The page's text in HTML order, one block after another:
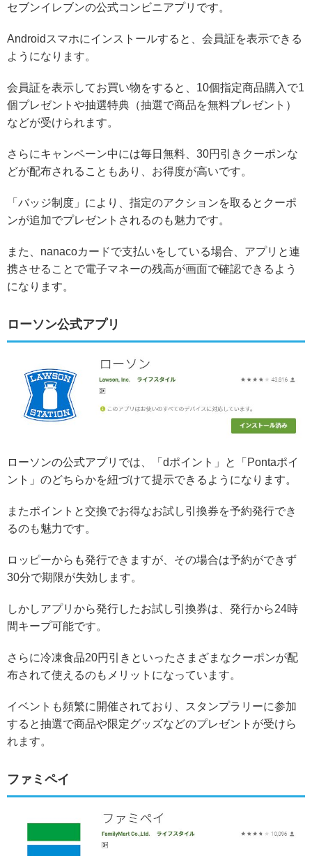
セブンイレブンの公式コンビニアプリです。
Androidスマホにインストールすると、会員証を表示できる
ようになります。
会員証を表示してお買い物をすると、10個指定商品購入で1
個プレゼントや抽選特典（抽選で商品を無料プレゼント）
などが受けられます。
さらにキャンペーン中には毎日無料、30円引きクーポンな
どが配布されることもあり、お得度が高いです。
「バッジ制度」により、指定のアクションを取るとクーポ
ンが追加でプレゼントされるのも魅力です。
また、nanacoカードで支払いをしている場合、アプリと連
携させることで電子マネーの残高が画面で確認できるよう
になります。
ローソン公式アプリ
ローソンの公式アプリでは、「dポイント」と「Pontaポイ
ント」のどちらかを紐づけて提示できるようになります。
またポイントと交換でお得なお試し引換券を予約発行でき
るのも魅力です。
ロッピーからも発行できますが、その場合は予約ができず
30分で期限が失効します。
しかしアプリから発行したお試し引換券は、 発行から24時
間キープ可能です。
さらに冷凍食品20円引きといったさまざまなクーポンが配
布されて使えるのもメリットになっています。
イベントも頻繁に開催されており、スタンプラリーに参加
すると抽選で商品や限定グッズなどのプレゼントが受けら
れます。
ファミペイ